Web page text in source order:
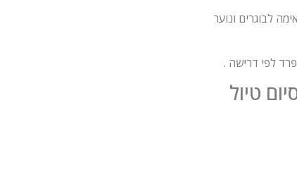
לבוגרים ונוער
לפי דרישה .
טיול